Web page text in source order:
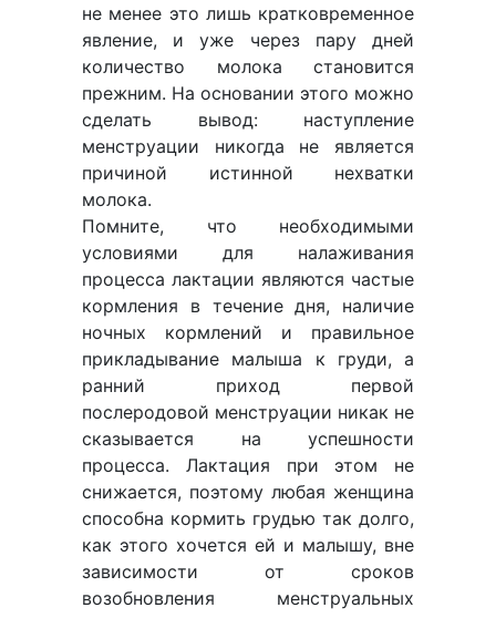
не менее это лишь кратковременное
явление, и уже через пару дней
количество молока становится
прежним. На основании этого можно
сделать вывод: наступление
менструации никогда не является
причиной истинной нехватки
молока.
Помните, что необходимыми
условиями для налаживания
процесса лактации являются частые
кормления в течение дня, наличие
ночных кормлений и правильное
прикладывание малыша к груди, а
ранний приход первой
послеродовой менструации никак не
сказывается на успешности
процесса. Лактация при этом не
снижается, поэтому любая женщина
способна кормить грудью так долго,
как этого хочется ей и малышу, вне
зависимости от сроков
возобновления менструальных